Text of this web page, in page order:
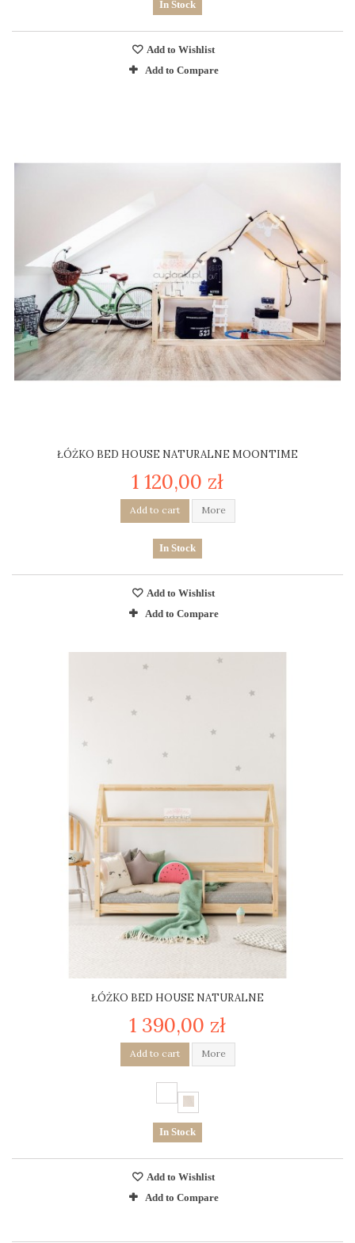
In Stock
Add to Wishlist
Add to Compare
ŁÓŻKO BED HOUSE NATURALNE MOONTIME
1 120,00 zł
Add to cart More
In Stock
Add to Wishlist
Add to Compare
ŁÓŻKO BED HOUSE NATURALNE
1 390,00 zł
Add to cart More
In Stock
Add to Wishlist
Add to Compare